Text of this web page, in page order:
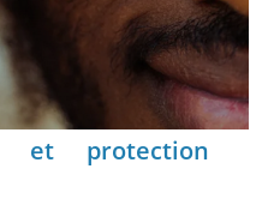
et protection